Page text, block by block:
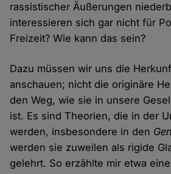
rassistischer Äußerungen
interessieren sich gar nicht für
Freizeit? Wie kann das sein?
Dazu müssen wir uns die
anschauen; nicht die originäre
den Weg, wie sie in unsere
ist. Es sind Theorien, die in der
werden, insbesondere in den
werden sie zuweilen als rigide
gelehrt. So erzählte mir etwa